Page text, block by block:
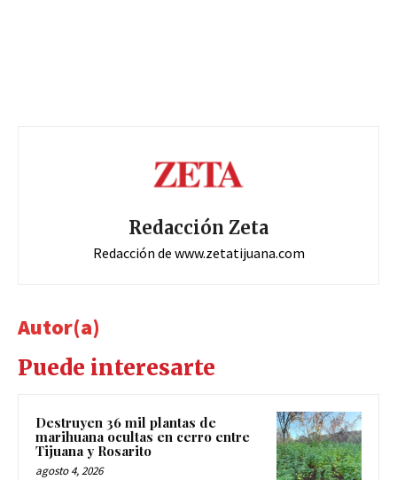
Redacción Zeta
Redacción de www.zetatijuana.com
Autor(a)
Puede interesarte
Destruyen 36 mil plantas de
marihuana ocultas en cerro entre
Tijuana y Rosarito
agosto 4, 2026